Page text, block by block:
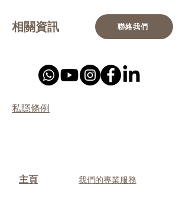
相關資訊 聯絡我們
私隱條例
主頁 我們的專業服務